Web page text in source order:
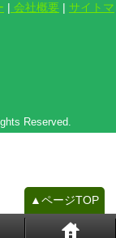
▲ページTOP
| 会社概要 | サイトマ
Reserved.